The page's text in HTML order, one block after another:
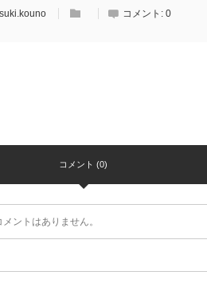
コメント: 0
コメント (0)
ントはありません。